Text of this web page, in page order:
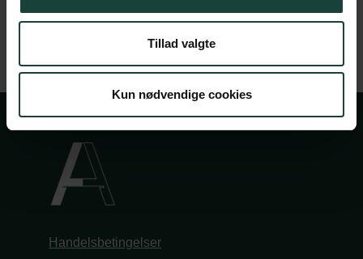
Tillad valgte
Kun nødvendige cookies
Handelsbetingelser